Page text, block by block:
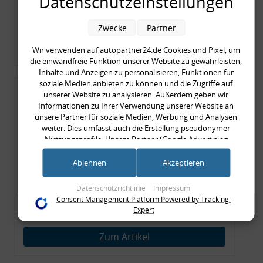
inkl. gesetzl. MwSt., zzgl. Versandkosten
Merkzettel
Zum Artikel
Rückleuchtenband mit
Blinker, rot, US-Ecken,
Audi 80 Cabrio, Typ 89,
OE-Nr.: 8G0945225 +
8G0945225C
999,99 €
inkl. gesetzl. MwSt., zzgl.
Merkzettel
Zum Artikel
Wir verwenden auf autopartner24.de Cookies und Pixel, um
die einwandfreie Funktion unserer Website zu gewährleisten,
Inhalte und Anzeigen zu personalisieren, Funktionen für
soziale Medien anbieten zu können und die Zugriffe auf
unserer Website zu analysieren. Außerdem geben wir
Informationen zu Ihrer Verwendung unserer Website an
unsere Partner für soziale Medien, Werbung und Analysen
weiter. Dies umfasst auch die Erstellung pseudonymer
Nutzungsprofile. Unsere Partner (Google Advertising
Products) führen diese Informationen möglicherweise mit
weiteren Daten zusammen, die Sie ihnen bereitgestellt haben
im Rahmen Ihrer Nutzung der Dienste gesammelt haben
(bspw. Nutzungsdaten anderer Geräte). Ihre Einwilligung zur
Nutzung von Cookies und Pixeln können Sie jederzeit
widerrufen, indem Sie auf den Datenschutz-Button links
unten klicken und dort die entsprechenden Anpassungen
vornehmen.
Datenschutzrichtlinie Impressum
Zwecke Partner
Ablehnen Akzeptieren
Consent Management Platform Powered by Tracking-
Expert